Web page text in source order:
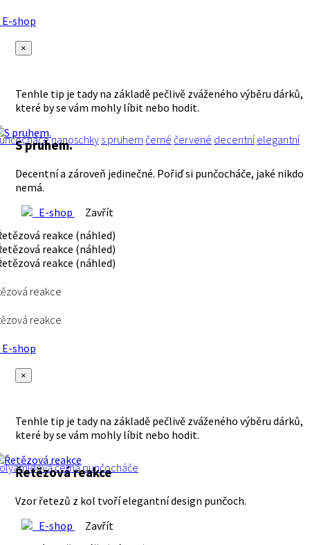
shop
×
Tenhle tip je tady na základě pečlivě zváženého výběru dárků,
které by se vám mohly líbit nebo hodit.
nanoschky s pruhem černé červené decentní elegantní
S pruhem.
Decentní a zároveň jedinečné. Pořiď si punčocháče, jaké nikdo
nemá.
E-shop
Zavřít
reakce
reakce
shop
×
Tenhle tip je tady na základě pečlivě zváženého výběru dárků,
které by se vám mohly líbit nebo hodit.
černápunčocháče
Řetězová reakce
Vzor řetezů z kol tvoří elegantní design punčoch.
E-shop
Zavřít